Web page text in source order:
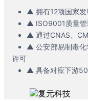
▲ 拥有12项国家发
▲ ISO9001质量管
▲ 通过CNAS、
▲ 公安部易制毒化
许可
▲ 具备对应下游